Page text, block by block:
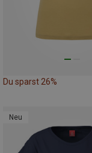
Du sparst 26%
Neu